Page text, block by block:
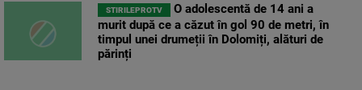
STIRILEPROTV
O adolescentă de 14 ani a
murit după ce a căzut în gol 90 de metri, în
timpul unei drumeții în Dolomiți, alături de
părinți